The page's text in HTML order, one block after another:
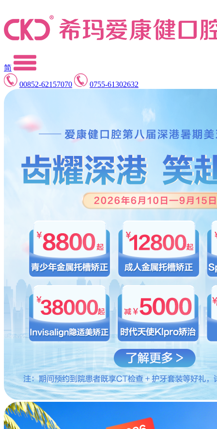
简
00852-62157070
0755-61302632